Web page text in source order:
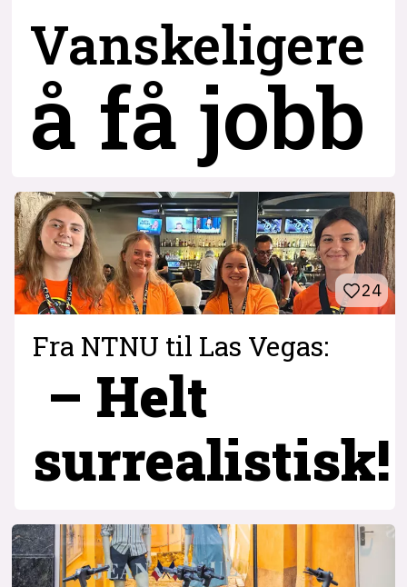
Vanskeligere
å få jobb
24
Fra NTNU til Las Vegas:
– Helt
surrealistisk!